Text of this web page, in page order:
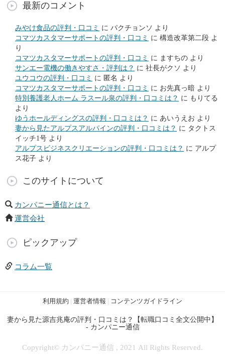
最新のコメント
みやけ食品の評判・口コミ に パクチョンソ より
コマツカスタマーサポートの評判・口コミ に 構造改革第二段 よ
り
コマツカスタマーサポートの評判・口コミ に ますちの より
サンエー電機の働きやすさ・評判は？ に 社長がクソ より
ユウコウの評判・口コミ に 匿名 より
コマツカスタマーサポートの評判・口コミ に お先真っ暗 より
特別養護老人ホーム ラスール泉の評判・口コミは？ に もりてる
より
ゆうホールディングスの評判・口コミは？ に あいうえお より
妻から見たアルプスアルパインの評判・口コミは？ に タクトス
イッチ1号 より
アルプスビジネスクリエーションの評判・口コミは？ に アルプ
ス花子 より
このサイトについて
カンパニー通信とは？
運営会社
ピックアップ
コラム一覧
利用規約 | 運営者情報 | コンテンツガイドライン
妻から見た源吉兆庵の評判・口コミは？【転職口コミ全文公開中】
- カンパニー通信
Copyright© カンパニー通信 , 2021 All Rights Reserved.